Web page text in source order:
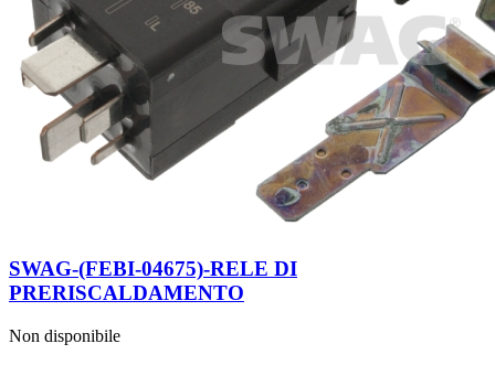
SWAG-(FEBI-04675)-RELE DI
PRERISCALDAMENTO
Non disponibile